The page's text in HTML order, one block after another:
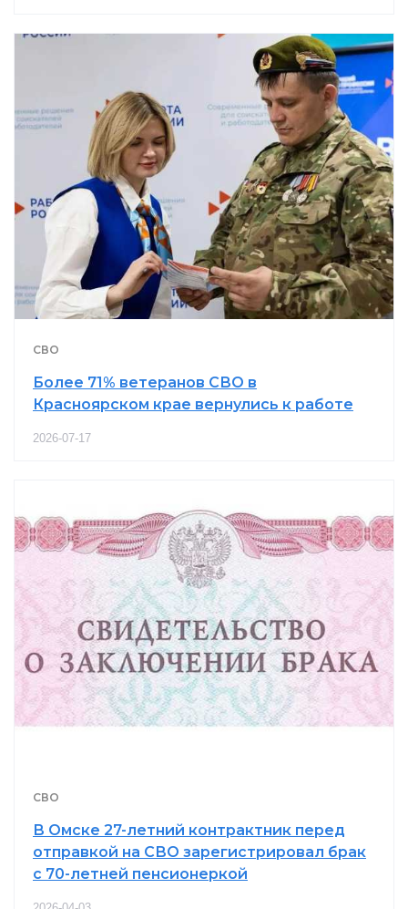
СВО
Более 71% ветеранов СВО в
Красноярском крае вернулись к работе
2026-07-17
СВО
В Омске 27-летний контрактник перед
отправкой на СВО зарегистрировал брак
с 70-летней пенсионеркой